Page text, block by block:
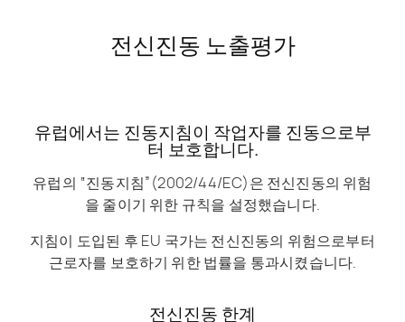
전신진동 노출평가
유럽에서는 진동지침이 작업자를 진동으로부
터 보호합니다.
유럽의 “진동지침”(2002/44/EC)은 전신진동의 위험
을 줄이기 위한 규칙을 설정했습니다.
지침이 도입된 후 EU 국가는 전신진동의 위험으로부터
근로자를 보호하기 위한 법률을 통과시켰습니다.
전신진동 한계